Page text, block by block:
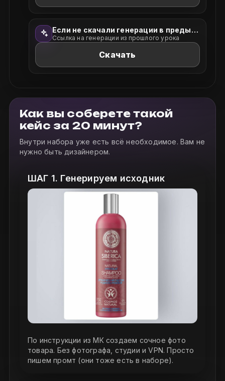
Если не скачали генерации в предыдущем уроке, можно сделать это сейчас:
Ссылка на генерации из прошлого урока
Скачать
Как вы соберете такой
кейс за 20 минут?
Внутри набора уже есть всё необходимое. Вам не
нужно быть дизайнером.
ШАГ 1. Генерируем исходник
По инструкции из МК создаем сочное фото
товара. Без фотографа, студии и VPN. Просто
пишем промт (они тоже есть в наборе).